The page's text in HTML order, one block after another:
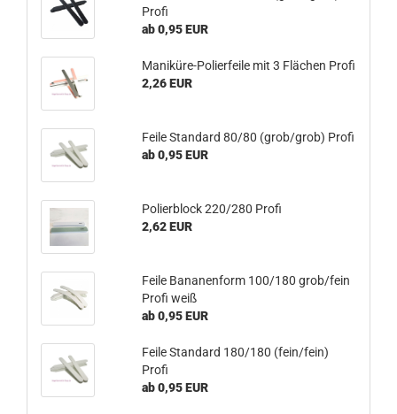
Profi
ab 0,95 EUR
Maniküre-Polierfeile mit 3 Flächen Profi
2,26 EUR
Feile Standard 80/80 (grob/grob) Profi
ab 0,95 EUR
Polierblock 220/280 Profi
2,62 EUR
Feile Bananenform 100/180 grob/fein
Profi weiß
ab 0,95 EUR
Feile Standard 180/180 (fein/fein)
Profi
ab 0,95 EUR